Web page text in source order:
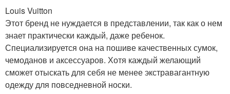
Louis Vuitton
Этот бренд не нуждается в представлении, так как о нем
знает практически каждый, даже ребенок.
Специализируется она на пошиве качественных сумок,
чемоданов и аксессуаров. Хотя каждый желающий
сможет отыскать для себя не менее экстравагантную
одежду для повседневной носки.